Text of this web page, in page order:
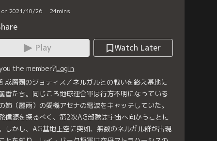
on 2021/10/26 24mins
Play
Watch Later
the member?Login
成層圏のジョティス／ネルガルとの戦いを終え基地に
香たち。同じころ地球連合軍は行方不明になっている
姉（麗雨）の愛機アセナの電波をキャッチしていた。
信源を探るべく、第2次AG部隊は宇宙へ向かうことに
しかし、AG基地上空に突如、無数のネルガル群が出現